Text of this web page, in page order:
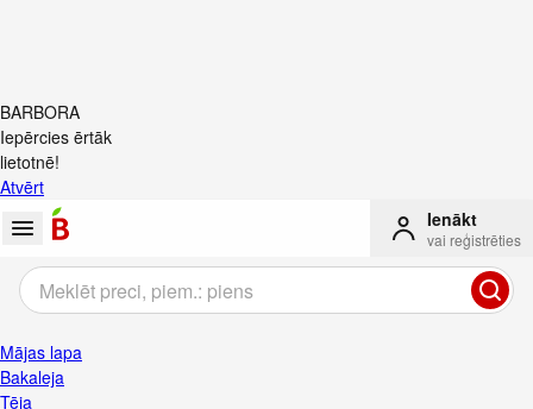
BARBORA
Iepērcies ērtāk
lietotnē!
Atvērt
Ienākt
vai reģistrēties
Mājas lapa
Bakaleja
Tēja